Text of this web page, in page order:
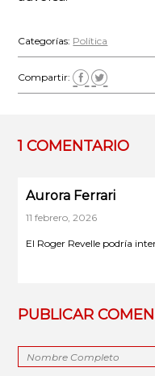
Categorías: Política
Compartir:
1 COMENTARIO
Aurora Ferrari
11 febrero, 2026
El Roger Revelle podría
PUBLICAR